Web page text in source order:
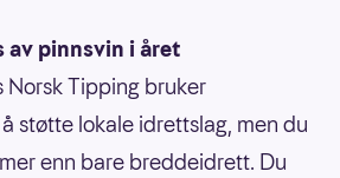
av pinnsvin i året
Norsk Tipping bruker
støtte lokale idrettslag, men du
enn bare breddeidrett. Du